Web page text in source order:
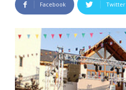
Facebook Twitter